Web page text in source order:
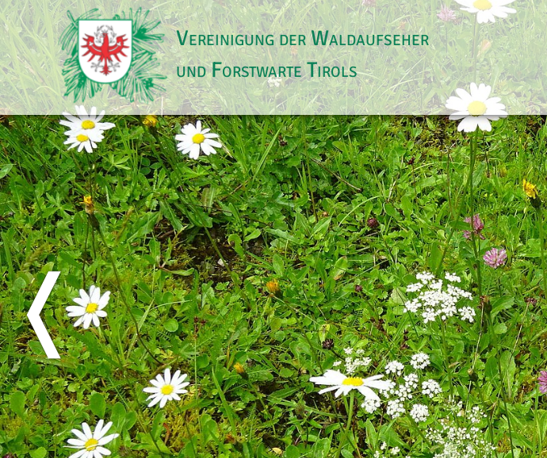
Vereinigung der Waldaufseher
und Forstwarte Tirols
Allgemein
Impressum
Datenschutz
Ihre Werbung bei
uns?
E-Mail
❬